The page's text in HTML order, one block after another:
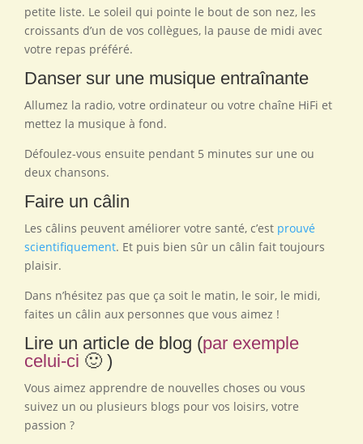
petite liste. Le soleil qui pointe le bout de son nez, les
croissants d’un de vos collègues, la pause de midi avec
votre repas préféré.
Danser sur une musique entraînante
Allumez la radio, votre ordinateur ou votre chaîne HiFi et
mettez la musique à fond.
Défoulez-vous ensuite pendant 5 minutes sur une ou
deux chansons.
Faire un câlin
Les câlins peuvent améliorer votre santé, c’est prouvé
scientifiquement. Et puis bien sûr un câlin fait toujours
plaisir.
Dans n’hésitez pas que ça soit le matin, le soir, le midi,
faites un câlin aux personnes que vous aimez !
Lire un article de blog (par exemple
celui-ci 🙂 )
Vous aimez apprendre de nouvelles choses ou vous
suivez un ou plusieurs blogs pour vos loisirs, votre
passion ?